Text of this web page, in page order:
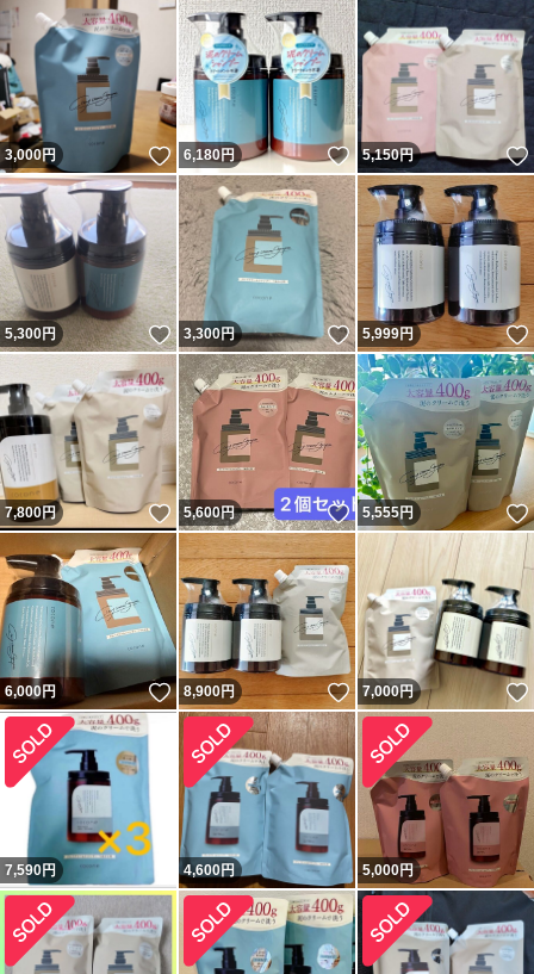
3,000円 いいね！
6,180円 いいね！
5,150円
5,300円 いいね！
3,300円 いいね！
5,999円
7,800円 いいね！
5,600円 いいね！
5,555円
6,000円 いいね！
8,900円 いいね！
7,000円
7,590円 4,600円 5,000円